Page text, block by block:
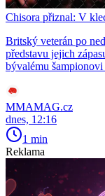
Chisora přiznal: V
Britský veterán po
představu jejich
bývalému
MMAMAG.cz
dnes, 12:16
1 min
Reklama